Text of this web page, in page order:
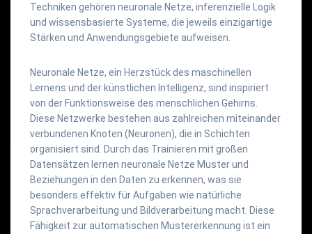
Techniken gehören neuronale Netze, inferenzielle Logik
und wissensbasierte Systeme, die jeweils einzigartige
Stärken und Anwendungsgebiete aufweisen.
Neuronale Netze, ein Herzstück des maschinellen
Lernens und der künstlichen Intelligenz, sind inspiriert
von der Funktionsweise des menschlichen Gehirns.
Diese Netzwerke bestehen aus zahlreichen miteinander
verbundenen Knoten (Neuronen), die in Schichten
organisiert sind. Durch das Trainieren mit großen
Datensätzen lernen neuronale Netze Muster und
Beziehungen in den Daten zu erkennen, was sie
besonders effektiv für Aufgaben wie natürliche
Sprachverarbeitung und Bildverarbeitung macht. Diese
Fähigkeit zur automatischen Mustererkennung ist ein